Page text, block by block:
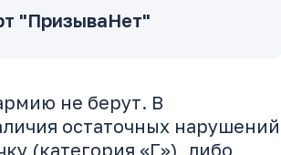
"ПризываНет"
не берут. В
остаточных нарушений
(категория «Г»), либо